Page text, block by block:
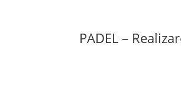
PADEL –